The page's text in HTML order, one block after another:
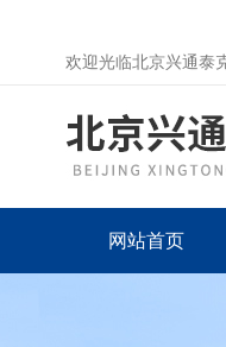
欢迎光临北京兴通泰
网站首页